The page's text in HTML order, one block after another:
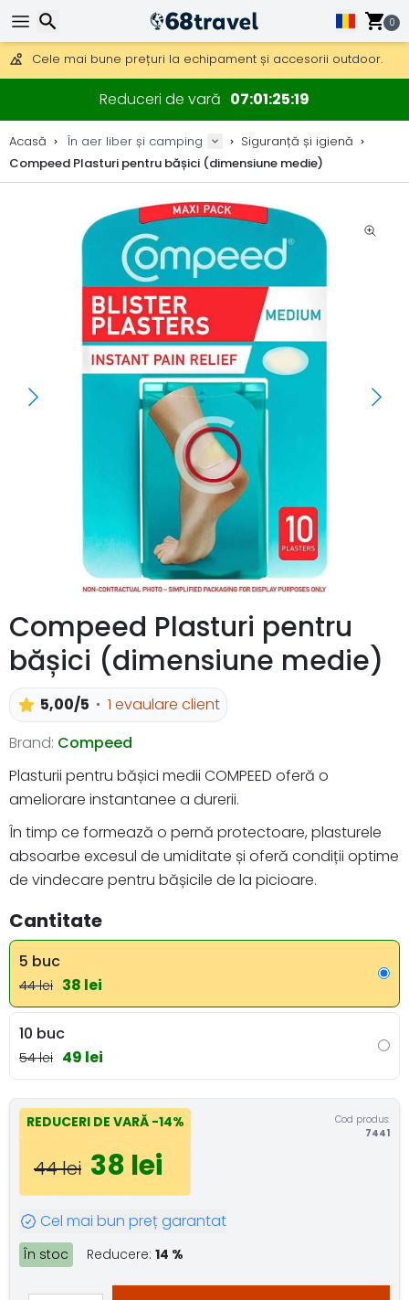
0
DHL Express peste noapte, de asemenea, disponibil.
30 zile pentru retur, 90 zile pentru hărți din lemn și decorațiuni.
Cele mai bune prețuri la echipament și accesorii outdoor.
Reduceri de vară 07 01 25 19
Acasă În aer liber și camping
Siguranță și igienă
Compeed Plasturi pentru bășici (dimensiune medie)
Compeed Plasturi pentru
bășici (dimensiune medie)
5,00/5
1 evaulare client
Brand: Compeed
Plasturii pentru bășici medii COMPEED oferă o
ameliorare instantanee a durerii.
În timp ce formează o pernă protectoare, plasturele
absoarbe excesul de umiditate și oferă condiții optime
de vindecare pentru bășicile de la picioare.
Cantitate
5 buc
44 lei 38 lei
10 buc
54 lei 49 lei
REDUCERI DE VARĂ -14%
44 lei 38 lei
Cod produs:
7441
Cel mai bun preț garantat
În stoc Reducere: 14 %
Căutare
Căutare